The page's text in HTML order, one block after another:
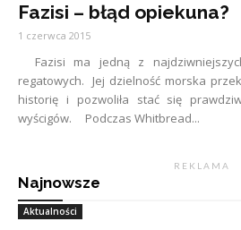
Fazisi – błąd opiekuna?
1 czerwca 2015
Fazisi ma jedną z
regatowych. Jej dzielność morska
historię i pozwoliła stać się
wyścigów. Podczas Whitbread...
R E K L A M A
Najnowsze
Aktualności